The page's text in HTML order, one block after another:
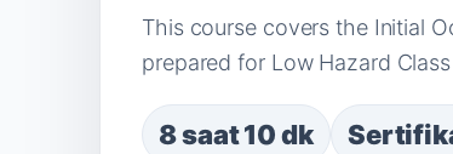
This course covers the Initial
prepared for Low Hazard
8 saat 10 dk